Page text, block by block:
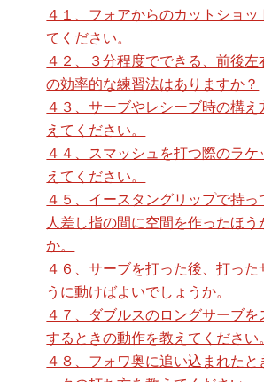
４１、フォアからのカットショッ
てください。
４２、３分程度でできる、前後左
の効率的な練習法はありますか？
４３、サーブやレシーブ時の構
えてください。
４４、スマッシュを打つ際のラ
えてください。
４５、イースタングリップで持っ
人差し指の間に空間を作ったほう
か。
４６、サーブを打った後、打った
うに動けばよいでしょうか。
４７、ダブルスのロングサーブ
するときの動作を教えてください。
４８、フォワ奥に追い込まれたと